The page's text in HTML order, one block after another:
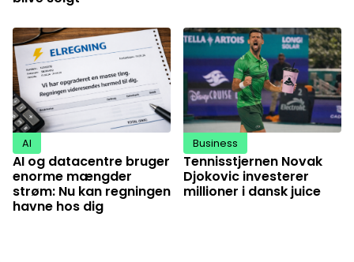
AI
AI og datacentre bruger
enorme mængder
strøm: Nu kan regningen
havne hos dig
Business
Tennisstjernen Novak
Djokovic investerer
millioner i dansk juice